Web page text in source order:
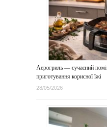
Аерогриль — сучасний
приготування корисної їжі
28/05/2026